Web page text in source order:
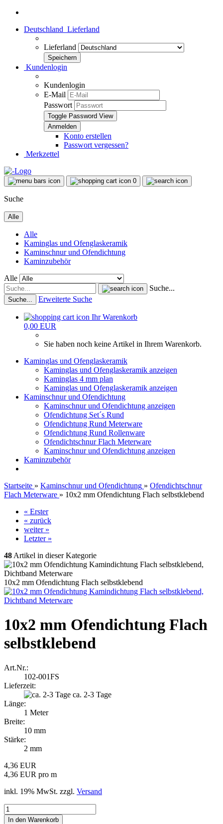
Deutschland Lieferland
Lieferland
Kundenlogin
Kundenlogin
E-Mail
Passwort
Toggle Password View
Konto erstellen
Passwort vergessen?
Merkzettel
0
Suche
Alle
Alle
Kaminglas und Ofenglaskeramik
Kaminschnur und Ofendichtung
Kaminzubehör
Alle
Suche...
Suche... Erweiterte Suche
Ihr Warenkorb
0,00 EUR
Sie haben noch keine Artikel in Ihrem Warenkorb.
Kaminglas und Ofenglaskeramik
Kaminglas und Ofenglaskeramik anzeigen
Kaminglas 4 mm plan
Kaminglas und Ofenglaskeramik anzeigen
Kaminschnur und Ofendichtung
Kaminschnur und Ofendichtung anzeigen
Ofendichtung Set´s Rund
Ofendichtung Rund Meterware
Ofendichtung Rund Rollenware
Ofendichtschnur Flach Meterware
Kaminschnur und Ofendichtung anzeigen
Kaminzubehör
Startseite » Kaminschnur und Ofendichtung » Ofendichtschnur
Flach Meterware » 10x2 mm Ofendichtung Flach selbstklebend
« Erster
« zurück
weiter »
Letzter »
48 Artikel in dieser Kategorie
10x2 mm Ofendichtung Flach selbstklebend
10x2 mm Ofendichtung Flach
selbstklebend
Art.Nr.:
102-001FS
Lieferzeit:
ca. 2-3 Tage
Länge:
1 Meter
Breite:
10 mm
Stärke:
2 mm
4,36 EUR
4,36 EUR pro m
inkl. 19% MwSt. zzgl. Versand